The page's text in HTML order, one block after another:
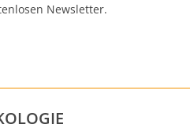
Newsletter.